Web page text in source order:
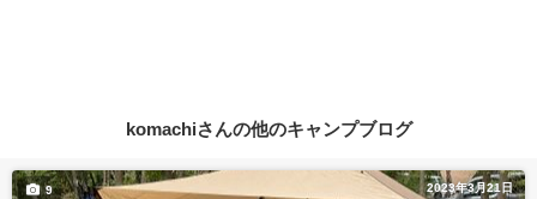
komachiさんの他のキャンプブログ
2023年3月21日
9